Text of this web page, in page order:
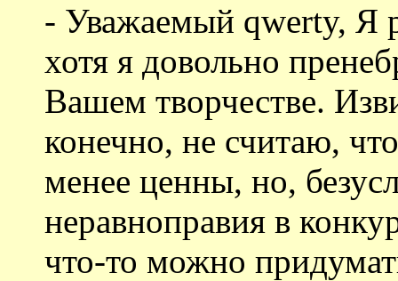
- Уважаемый qwerty, Я
хотя я довольно
Вашем творчестве.
конечно, не считаю,
менее ценны, но,
неравноправия в
что-то можно